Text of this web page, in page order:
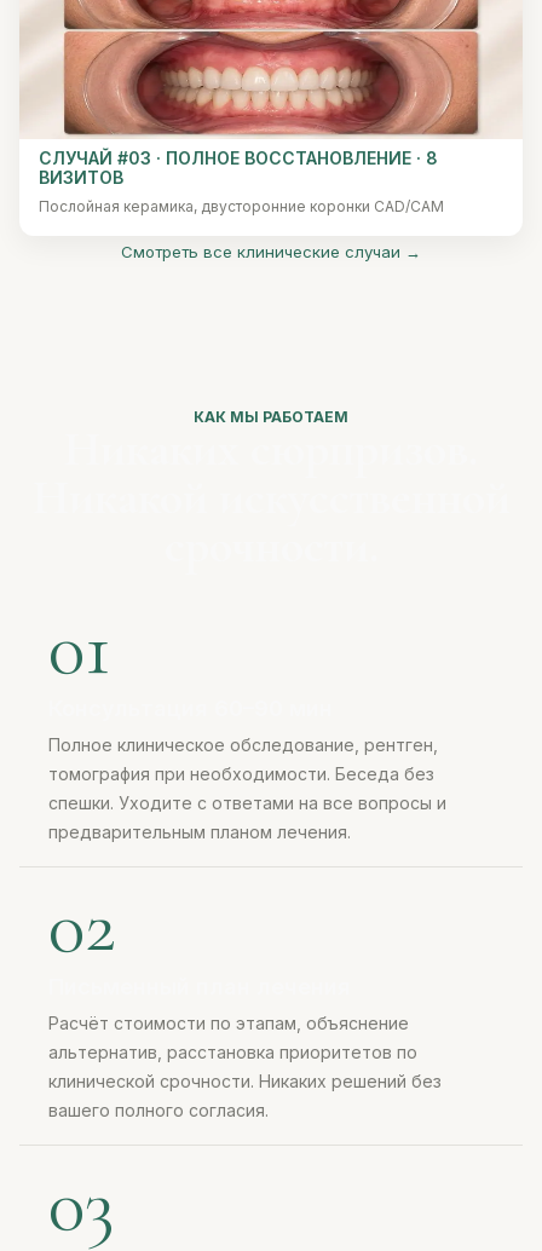
СЛУЧАЙ #03 · ПОЛНОЕ ВОССТАНОВЛЕНИЕ · 8
ВИЗИТОВ
Послойная керамика, двусторонние коронки CAD/CAM
Смотреть все клинические случаи →
КАК МЫ РАБОТАЕМ
01
Полное клиническое обследование, рентген,
томография при необходимости. Беседа без
спешки. Уходите с ответами на все вопросы и
предварительным планом лечения.
02
Расчёт стоимости по этапам, объяснение
альтернатив, расстановка приоритетов по
клинической срочности. Никаких решений без
вашего полного согласия.
03